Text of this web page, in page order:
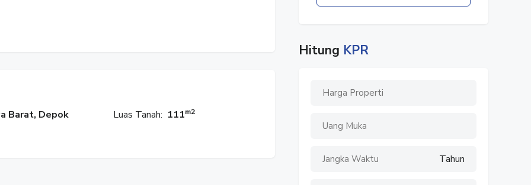
Barat, Depok Luas Tanah: 111m2
Hitung KPR
Tahun